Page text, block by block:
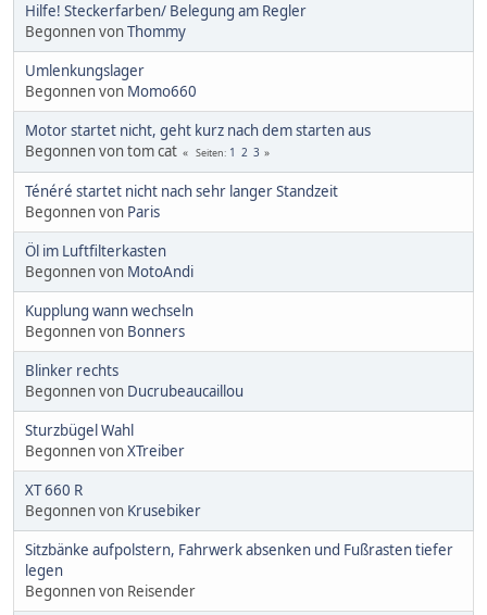
Hilfe! Steckerfarben/ Belegung am Regler
Begonnen vonThommy
Umlenkungslager
Begonnen von Momo660
Motor startet nicht, geht kurz nach dem starten aus
Begonnen von tom cat
Seiten 1 2 3
Ténéré startet nicht nach sehr langer Standzeit
Begonnen von Paris
Öl im Luftfilterkasten
Begonnen von MotoAndi
Kupplung wann wechseln
Begonnen von Bonners
Blinker rechts
Begonnen von Ducrubeaucaillou
Sturzbügel Wahl
Begonnen vonXTreiber
XT 660 R
Begonnen von Krusebiker
Sitzbänke aufpolstern, Fahrwerk absenken und Fußrasten tiefer
legen
Begonnen von Reisender